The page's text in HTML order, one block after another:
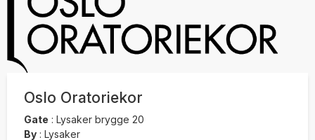
Oslo Oratoriekor
Gate : Lysaker brygge 20
By : Lysaker